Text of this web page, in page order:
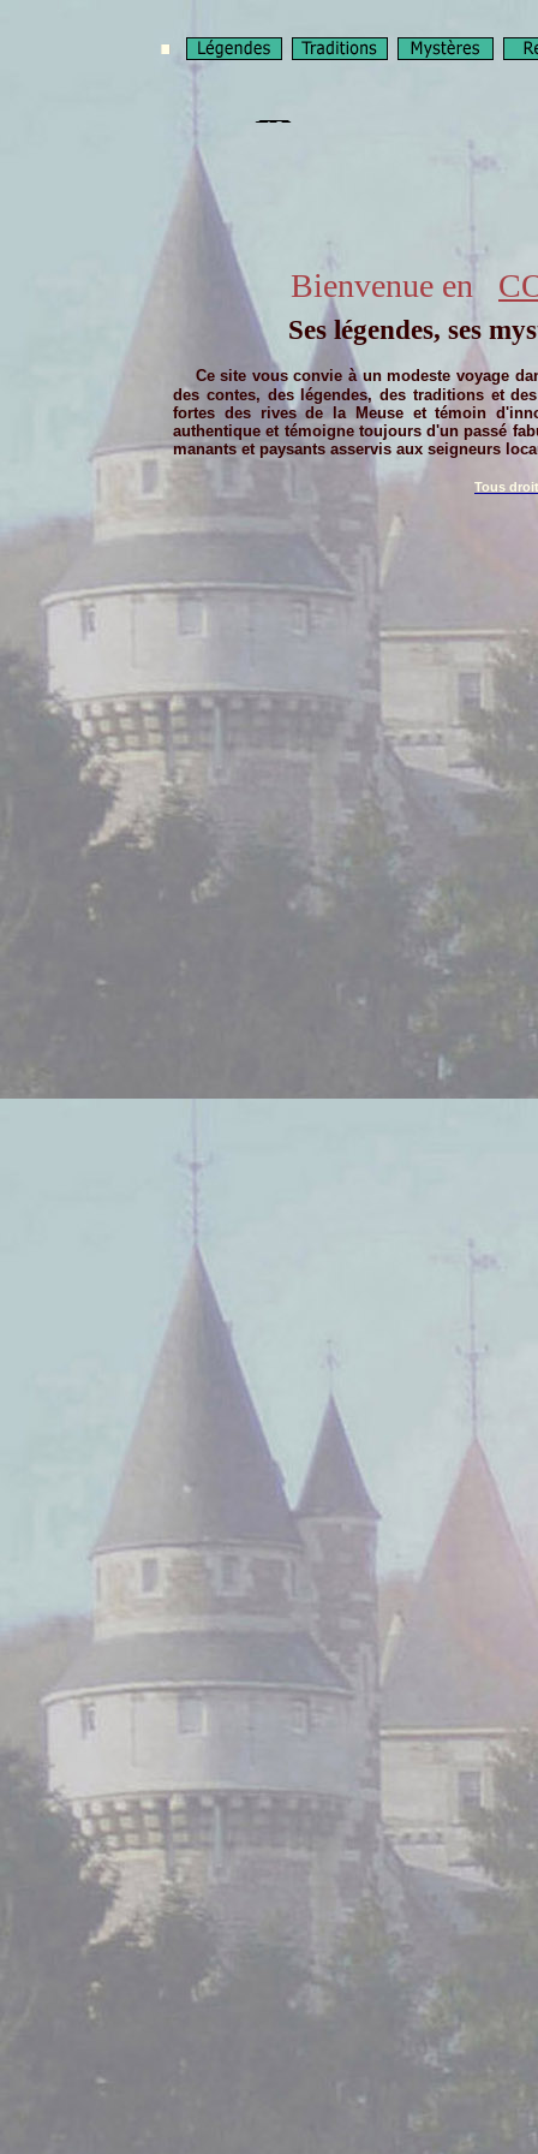
Bienvenue en
Ses légendes, ses
Ce site vous convie à un modeste voyage
des contes, des légendes, des traditions et
fortes des rives de la Meuse et témoin d'i
authentique et témoigne toujours d'un passé
manants et paysants asservis aux seigneurs
Tous